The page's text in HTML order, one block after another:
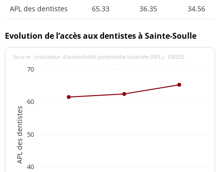
APL des dentistes 65.33 36.35 34.56
Evolution de l’accès aux dentistes à Sainte-Soulle
APL des dentistes
Source : indicateur d’accessibilité potentielle localisée (APL) - DREES
40
50
60
70